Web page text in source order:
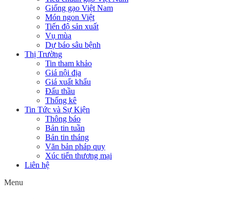
Giống gạo Việt Nam
Món ngon Việt
Tiến độ sản xuất
Vụ mùa
Dự báo sâu bệnh
Thị Trường
Tin tham khảo
Giá nội địa
Giá xuất khẩu
Đấu thầu
Thống kê
Tin Tức và Sự Kiện
Thông báo
Bản tin tuần
Bản tin tháng
Văn bản pháp quy
Xúc tiến thương mại
Liên hệ
Menu